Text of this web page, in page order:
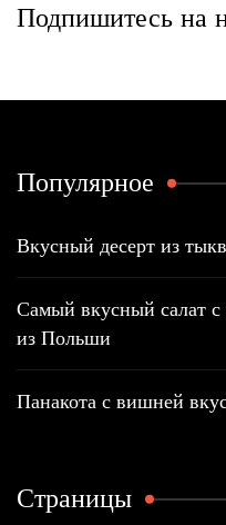
Подпишитесь на
Популярное
Вкусный десерт из
Самый вкусный салат
из Польши
Панакота с вишней
Страницы